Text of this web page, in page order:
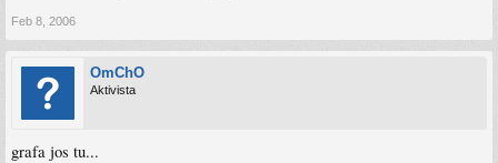
Feb 8, 2006
OmChO
Aktivista
grafa jos tu...